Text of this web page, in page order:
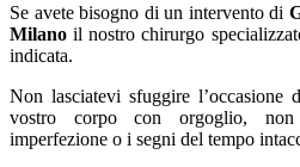
Se avete bisogno di un intervento di
Milano il nostro chirurgo
indicata.
Non lasciatevi sfuggire l’occasione
vostro corpo con orgoglio,
imperfezione o i segni del tempo